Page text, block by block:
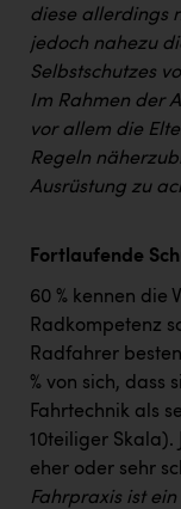
diese allerdings
jedoch nahezu
Selbstschutzes
Im Rahmen der
vor allem die
Regeln
Ausrüstung zu
Fortlaufende
60 % kennen die
Radkompetenz
Radfahrer
% von sich, dass
Fahrtechnik als
10teiliger Skala).
eher oder sehr
Fahrpraxis ist